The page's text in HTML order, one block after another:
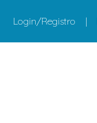
Login/Registro |